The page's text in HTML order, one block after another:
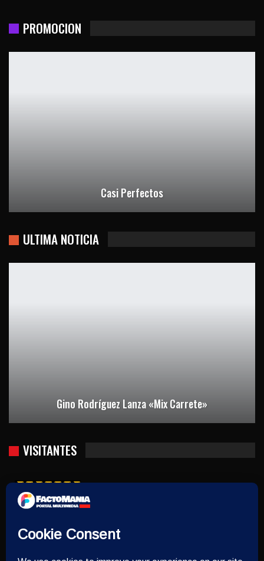
PROMOCION
Casi Perfectos
ULTIMA NOTICIA
Gino Rodríguez Lanza «Mix Carrete»
VISITANTES
Usuarios hoy : 1559
Este año : 375371